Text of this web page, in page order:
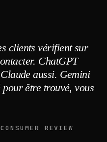
clients vérifient sur
ChatGPT
aussi. Gemini
pour être trouvé, vous
REVIEW